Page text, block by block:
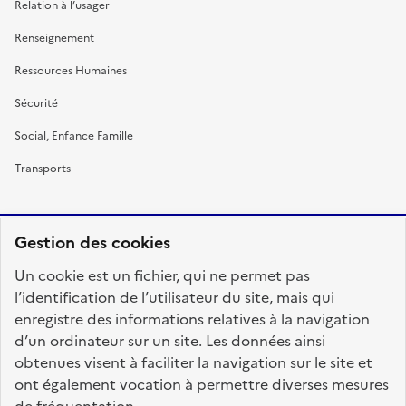
Gestion des cookies
Un cookie est un fichier, qui ne permet pas
l’identification de l’utilisateur du site, mais qui
enregistre des informations relatives à la navigation
d’un ordinateur sur un site. Les données ainsi
obtenues visent à faciliter la navigation sur le site et
ont également vocation à permettre diverses mesures
Relation à l’usager
Renseignement
Ressources Humaines
Sécurité
Social, Enfance Famille
Transports
FRANÇAISE
fonction-publique.gouv.fr
legifrance.gouv.fr